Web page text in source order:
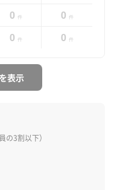
0 件 0 件
0 件 0 件
表示
の3割以下）